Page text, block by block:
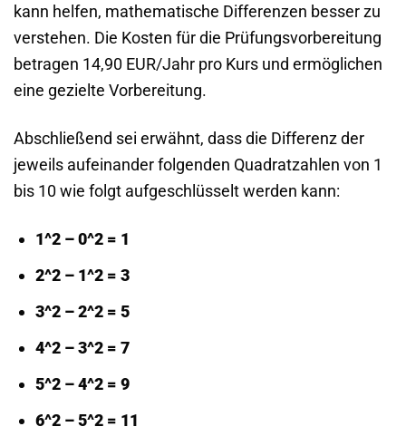
kann helfen, mathematische Differenzen besser zu
verstehen. Die Kosten für die Prüfungsvorbereitung
betragen 14,90 EUR/Jahr pro Kurs und ermöglichen
eine gezielte Vorbereitung.
Abschließend sei erwähnt, dass die Differenz der
jeweils aufeinander folgenden Quadratzahlen von 1
bis 10 wie folgt aufgeschlüsselt werden kann:
1^2 – 0^2 = 1
2^2 – 1^2 = 3
3^2 – 2^2 = 5
4^2 – 3^2 = 7
5^2 – 4^2 = 9
6^2 – 5^2 = 11